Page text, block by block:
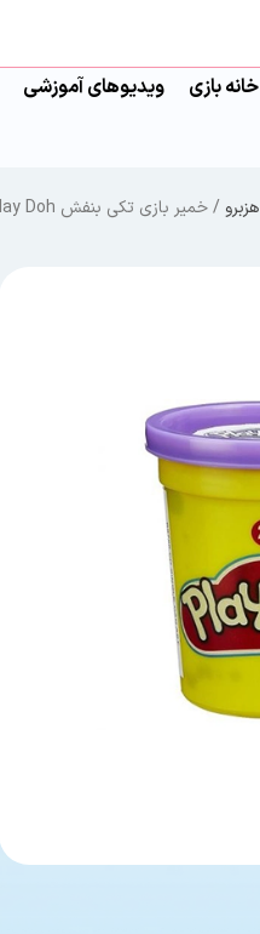
خانه بازی ویدیوهای آموزشی
هزبرو / خمیر بازی تکی بنفش Play Doh